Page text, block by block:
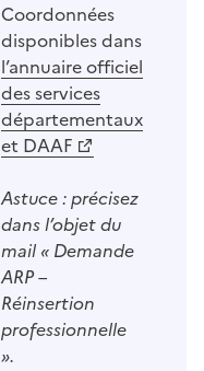
Coordonnées
disponibles dans
l’annuaire officiel
des services
départementaux
et DAAF
Astuce : précisez
dans l’objet du
mail « Demande
ARP –
Réinsertion
professionnelle
».